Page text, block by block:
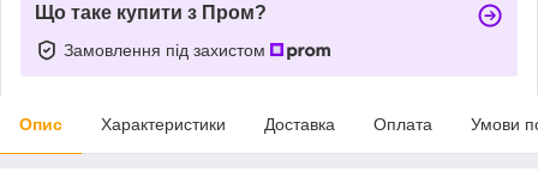
Що таке купити з Пром?
Замовлення під захистом
Опис Характеристики Доставка Оплата Умови